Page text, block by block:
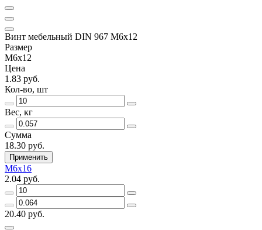
Винт мебельный DIN 967 М6х12
Размер
М6х12
Цена
1.83 руб.
Кол-во, шт
Вес, кг
Сумма
18.30 руб.
Применить
М6х16
2.04 руб.
20.40 руб.